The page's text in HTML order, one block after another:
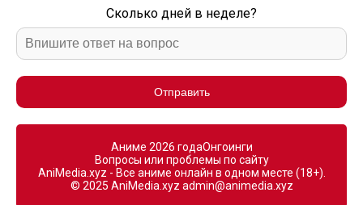
Сколько дней в неделе?
Отправить
Аниме 2026 годаОнгоинги
Вопросы или проблемы по сайту
AniMedia.xyz - Все аниме онлайн в одном месте (18+).
© 2025 AniMedia.xyz admin@animedia.xyz